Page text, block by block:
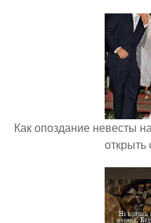
Как опоздание невесты
открыть